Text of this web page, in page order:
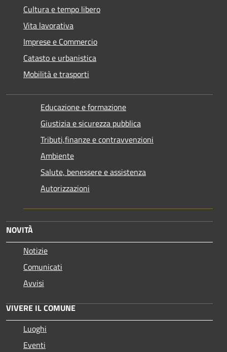
Cultura e tempo libero
Vita lavorativa
Imprese e Commercio
Catasto e urbanistica
Mobilità e trasporti
Educazione e formazione
Giustizia e sicurezza pubblica
Tributi,finanze e contravvenzioni
Ambiente
Salute, benessere e assistenza
Autorizzazioni
NOVITÀ
Notizie
Comunicati
Avvisi
VIVERE IL COMUNE
Luoghi
Eventi